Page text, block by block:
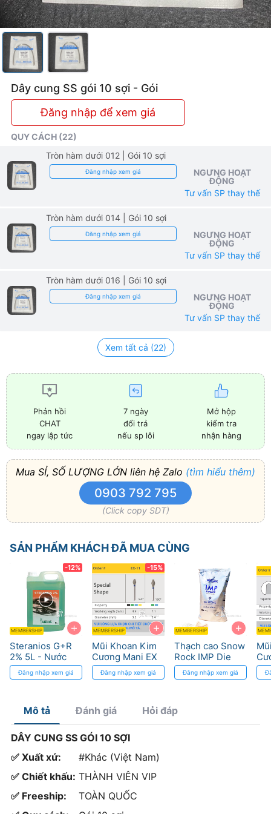
Dây cung SS gói 10 sợi - Gói
Đăng nhập để xem giá
QUY CÁCH (22)
Tròn hàm dưới 012
| Gói 10 sợi
Đăng nhập xem giá
NGƯNG HOẠT
ĐỘNG
Tư vấn SP thay thế
Tròn hàm dưới 014 | Gói 10 sợi
Đăng nhập xem giá
NGƯNG HOẠT
ĐỘNG
Tư vấn SP thay thế
Tròn hàm dưới 016 | Gói 10 sợi
Đăng nhập xem giá
NGƯNG HOẠT
ĐỘNG
Tư vấn SP thay thế
Xem tất cả (22)
Phản hồi
CHAT
ngay lập tức
7 ngày
đổi trả
nếu sp lỗi
Mở hộp
kiểm tra
nhận hàng
Mua SỈ, SỐ LƯỢNG LỚN liên hệ Zalo (tìm hiểu thêm)
0903 792 795
(Click copy SDT)
SẢN PHẨM KHÁCH ĐÃ MUA CÙNG
+
-12%
MEMBERSHIP
Steranios G+R
2% 5L - Nước
ngâm dụng cụ
pha sẳn
Đăng nhập xem giá
+
-15%
MEMBERSHIP
Mũi Khoan Kim
Cương Mani EX
Pro - Độ Bền
Cao
Đăng nhập xem giá
+
MEMBERSHIP
Thạch cao Snow
Rock IMP Die
Stone Type 4
màu Golden
Đăng nhập xem giá
Độ
Mô tả Đánh giá Hỏi đáp
DÂY CUNG SS GÓI 10 SỢI
✅ Xuất xứ:
#Khác (Việt Nam)
✅ Chiết khấu: THÀNH VIÊN VIP
✅ Freeship:
TOÀN QUỐC